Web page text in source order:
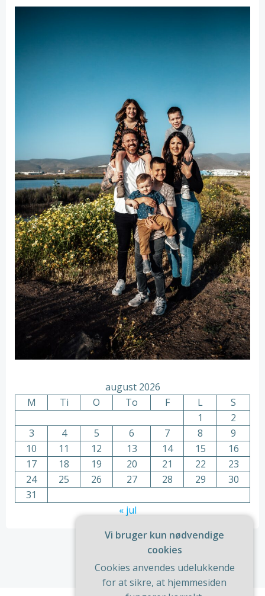
august 2026
M
Ti O To F L
S
1
2
3
4 5 6 7 8
9
10
11 12 13 14 15
16
17
18 19 20 21 22
23
24
25 26 27 28 29
30
31
« jul
Vi bruger kun nødvendige
cookies
Cookies anvendes udelukkende
for at sikre, at hjemmesiden